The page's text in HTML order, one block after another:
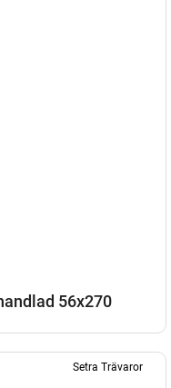
56x270
Setra Trävaror